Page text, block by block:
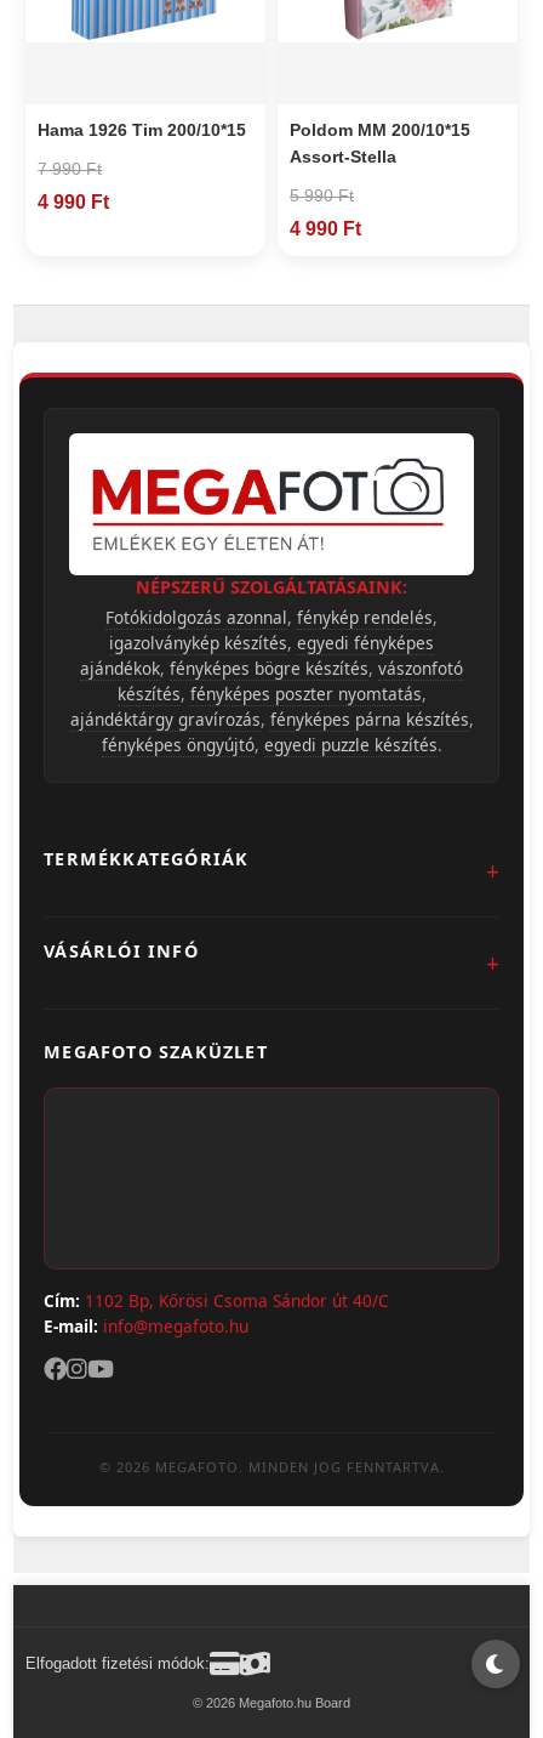
Hama 1926 Tim 200/10*15
7 990 Ft
4 990 Ft
Poldom MM 200/10*15
Assort-Stella
5 990 Ft
4 990 Ft
NÉPSZERŰ SZOLGÁLTATÁSAINK:
Fotókidolgozás azonnal, fénykép rendelés,
igazolványkép készítés, egyedi fényképes
ajándékok, fényképes bögre készítés, vászonfotó
készítés, fényképes poszter nyomtatás,
ajándéktárgy gravírozás, fényképes párna készítés,
fényképes öngyújtó, egyedi puzzle készítés.
TERMÉKKATEGÓRIÁK
Fotókidolgozás
Poszter & Falikép
Fotónaptár
VÁSÁRLÓI INFÓ
Szállítás & Fizetés
MEGAFOTO SZAKÜZLET
Cím: 1102 Bp, Kőrösi Csoma Sándor út 40/C
E-mail: info@megafoto.hu
© 2026 MEGAFOTO. MINDEN JOG FENNTARTVA.
Elfogadott fizetési módok:
© 2026 Megafoto.hu Board